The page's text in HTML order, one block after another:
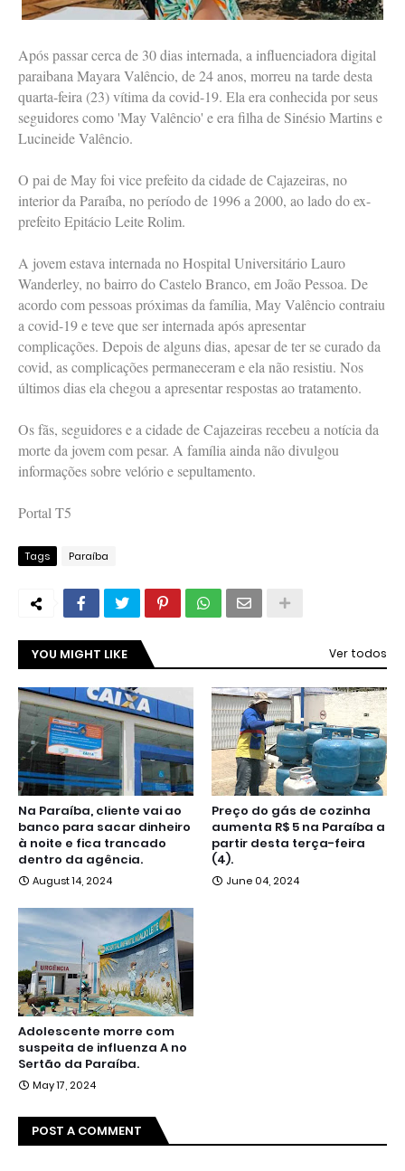
Após passar cerca de 30 dias internada, a influenciadora digital
paraibana Mayara Valêncio, de 24 anos, morreu na tarde desta
quarta-feira (23) vítima da covid-19. Ela era conhecida por seus
seguidores como 'May Valêncio' e era filha de Sinésio Martins e
Lucineide Valêncio.
O pai de May foi vice prefeito da cidade de Cajazeiras, no
interior da Paraíba, no período de 1996 a 2000, ao lado do ex-
prefeito Epitácio Leite Rolim.
A jovem estava internada no Hospital Universitário Lauro
Wanderley, no bairro do Castelo Branco, em João Pessoa. De
acordo com pessoas próximas da família, May Valêncio contraiu
a covid-19 e teve que ser internada após apresentar
complicações. Depois de alguns dias, apesar de ter se curado da
covid, as complicações permaneceram e ela não resistiu. Nos
últimos dias ela chegou a apresentar respostas ao tratamento.
Os fãs, seguidores e a cidade de Cajazeiras recebeu a notícia da
morte da jovem com pesar. A família ainda não divulgou
informações sobre velório e sepultamento.
Portal T5
Tags Paraíba
YOU MIGHT LIKE Ver todos
Na Paraíba, cliente vai ao
banco para sacar dinheiro
à noite e fica trancado
dentro da agência.
August 14, 2024
Preço do gás de cozinha
aumenta R$ 5 na Paraíba a
partir desta terça-feira
(4).
June 04, 2024
Adolescente morre com
suspeita de influenza A no
Sertão da Paraíba.
May 17, 2024
POST A COMMENT